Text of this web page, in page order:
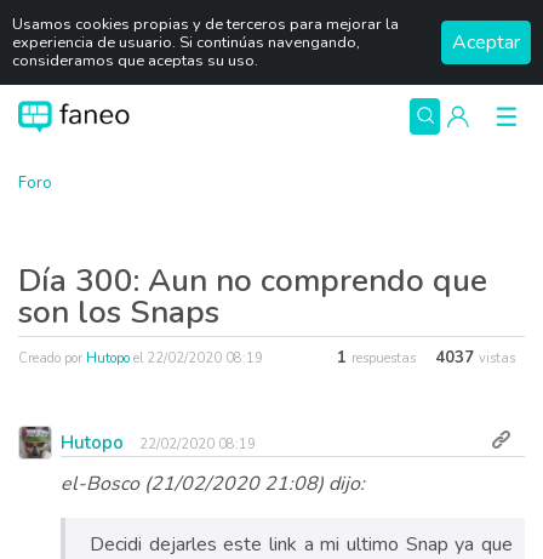
Usamos cookies propias y de terceros para mejorar la
experiencia de usuario. Si continúas navengando,
consideramos que aceptas su uso.
Aceptar
Foro
Día 300: Aun no comprendo que
son los Snaps
Creado por Hutopo el 22/02/2020 08:19 1 respuestas 4037 vistas
Hutopo 22/02/2020 08:19
el-Bosco (21/02/2020 21:08) dijo:
Decidi dejarles este link a mi ultimo Snap ya que